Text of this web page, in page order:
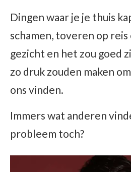
Dingen waar je je thuis
schamen, toveren op reis
gezicht en het zou goed
zo druk zouden maken
ons vinden.
Immers wat anderen
probleem toch?